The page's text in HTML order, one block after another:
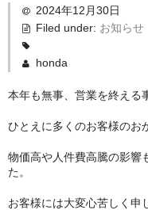
豆、山菜、農産加工商品
天女魚、鯉、水産加工
2024年12月30日
Filed under: お知らせ
honda
本年も無事、営業を終える
ひとえに多くのお客様のお
物価高や人件費高騰の影響
た。
お客様には大変心苦しく申